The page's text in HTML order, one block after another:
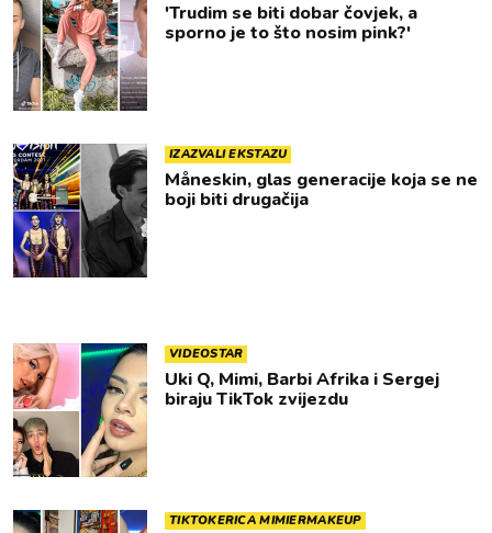
'Trudim se biti dobar čovjek, a
sporno je to što nosim pink?'
IZAZVALI EKSTAZU
Måneskin, glas generacije koja se ne
boji biti drugačija
VIDEOSTAR
Uki Q, Mimi, Barbi Afrika i Sergej
biraju TikTok zvijezdu
TIKTOKERICA MIMIERMAKEUP